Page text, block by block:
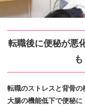
転職後に便秘が悪
転職のストレスと背骨の
大腸の機能低下で便秘に